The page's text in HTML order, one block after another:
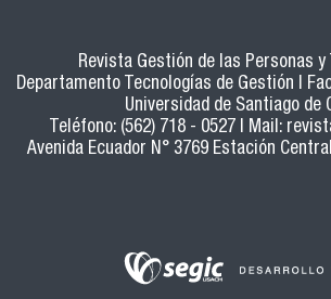
Revista Gestión de las Personas y
Departamento Tecnologías de Gestión |
Universidad de Santiago de
Teléfono: (562) 718 - 0527 | Mail:
Avenida Ecuador N° 3769 Estación